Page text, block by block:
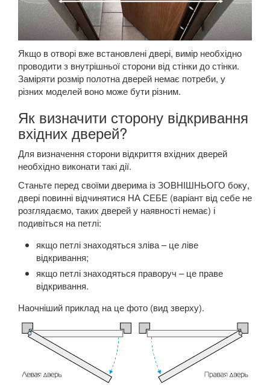
Якщо в отворі вже встановлені двері, вимір необхідно
проводити з внутрішньої сторони від стінки до стінки.
Заміряти розмір полотна дверей немає потреби, у
різних моделей воно може бути різним.
Як визначити сторону відкривання
вхідних дверей?
Для визначення сторони відкриття вхідних дверей
необхідно виконати такі дії.
Станьте перед своїми дверима із ЗОВНІШНЬОГО боку,
двері повинні відчинятися НА СЕБЕ (варіант від себе не
розглядаємо, таких дверей у наявності немає) і
подивіться на петлі:
якщо петлі знаходяться зліва – це ліве
відкривання;
якщо петлі знаходяться праворуч – це праве
відкривання.
Наочніший приклад на це фото (вид зверху).